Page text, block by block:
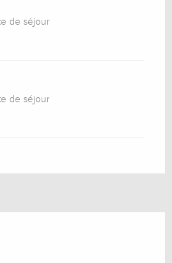
de séjour
de séjour